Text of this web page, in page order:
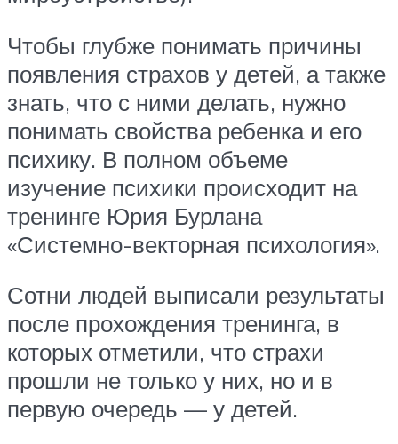
Чтобы глубже понимать причины
появления страхов у детей, а также
знать, что с ними делать, нужно
понимать свойства ребенка и его
психику. В полном объеме
изучение психики происходит на
тренинге Юрия Бурлана
«Системно-векторная психология».
Сотни людей выписали результаты
после прохождения тренинга, в
которых отметили, что страхи
прошли не только у них, но и в
первую очередь — у детей.